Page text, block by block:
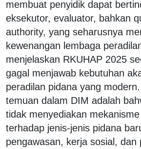
membuat penyidik dapat
eksekutor, evaluator, bahkan
authority, yang seharusnya
kewenangan lembaga
menjelaskan RKUHAP 2025
gagal menjawab kebutuhan
peradilan pidana yang
temuan dalam DIM adalah
tidak menyediakan
terhadap jenis-jenis pidana
pengawasan, kerja sosial, dan